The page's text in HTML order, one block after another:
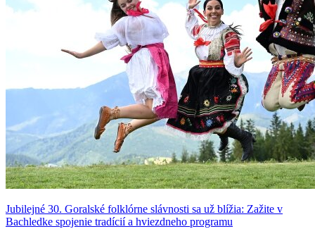
Jubilejné 30. Goralské folklórne slávnosti sa už blížia: Zažite v
Bachledke spojenie tradícií a hviezdneho programu